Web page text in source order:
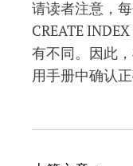
请读者注意，
CREATE
有不同。因此
用手册中确认正